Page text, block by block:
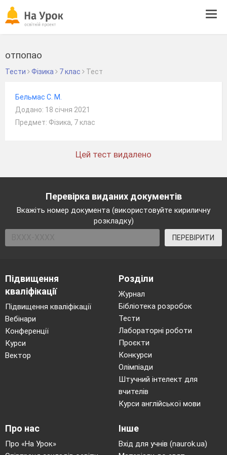
отпопао
Тести Фізика 7 клас Тест
Бельмас С. М.
Додано: 18 січня 2021
Предмет: Фізика, 7 клас
Цей тест видалено
Перевірка виданих документів
Вкажіть номер документа (використовуйте кириличну
розкладку)
ПЕРЕВІРИТИ
Підвищення
кваліфікації
Підвищення кваліфікації
Вебінари
Конференції
Курси
Вектор
Розділи
Журнал
Бібліотека розробок
Тести
Лабораторні роботи
Проєкти
Конкурси
Олімпіади
Штучний інтелект для
вчителів
Курси англійської мови
Про нас
Про «На Урок»
Інше
Вхід для учнів (naurok.ua)